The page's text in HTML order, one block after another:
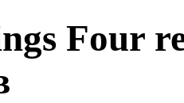
Four